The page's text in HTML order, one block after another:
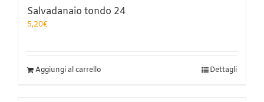
Salvadanaio tondo 24
5,20€
Aggiungi al carrello Dettagli